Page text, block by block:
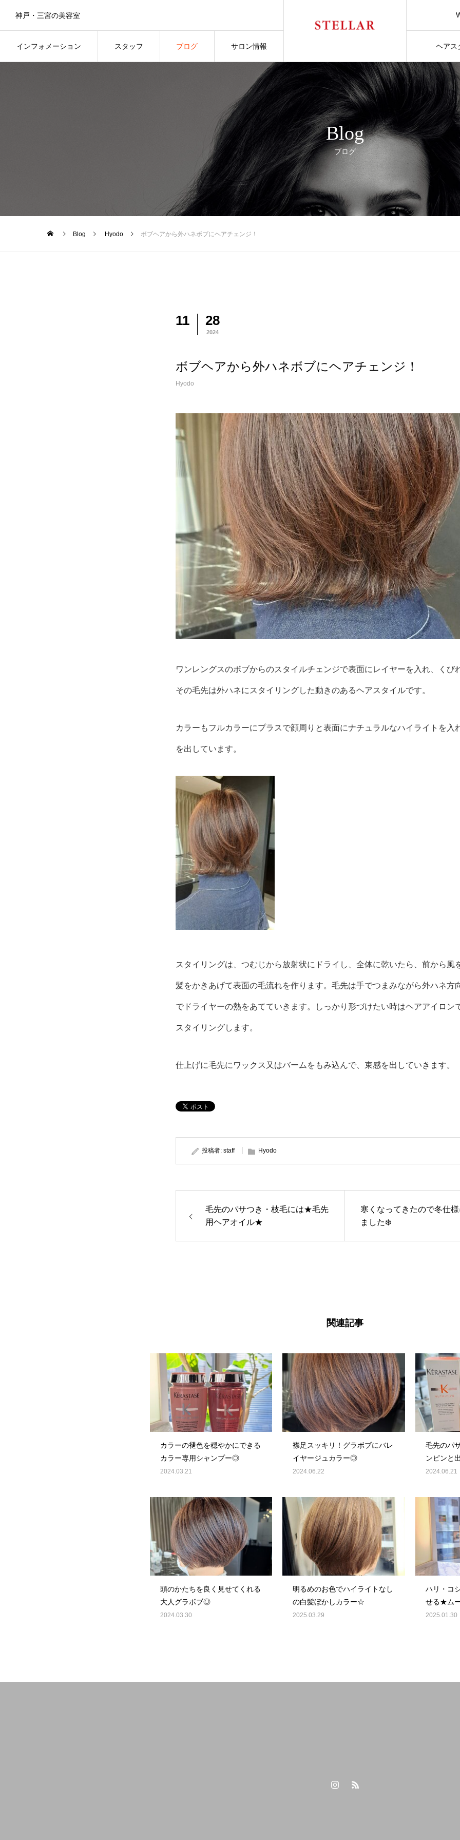
インフォメーション スタッフ ブログ サロン情報 ヘアス
神戸・三宮の美容室
Blog
ブログ
Blog Hyodo ボブヘアから外ハネボブにヘアチェンジ！
11 28
2024
ボブヘアから外ハネボブにヘアチェンジ！
Hyodo
ワンレングスのボブからのスタイルチェンジで表面にレイヤーを入れ、くび
その毛先は外ハネにスタイリングした動きのあるヘアスタイルです。
カラーもフルカラーにプラスで顔周りと表面にナチュラルなハイライトを入
を出しています。
スタイリングは、つむじから放射状にドライし、全体に乾いたら、前から風
髪をかきあげて表面の毛流れを作ります。毛先は手でつまみながら外ハネ方
でドライヤーの熱をあてていきます。しっかり形づけたい時はヘアアイロン
スタイリングします。
仕上げに毛先にワックス又はバームをもみ込んで、束感を出していきます。
投稿者: staff Hyodo
毛先のパサつき・枝毛には★毛先
用ヘアオイル★
寒くなってきたので冬仕
ました❄️
関連記事
カラーの褪色を穏やかにできる
カラー専用シャンプー◎
2024.03.21
襟足スッキリ！グラボブにバレ
イヤージュカラー◎
2024.06.22
毛先のパ
ンピンと
オススメ
2024.06.21
頭のかたちを良く見せてくれる
大人グラボブ◎
2024.03.30
明るめのお色でハイライトなし
の白髪ぼかしカラー☆
2025.03.29
ハリ・コ
せる★ム
2025.01.30